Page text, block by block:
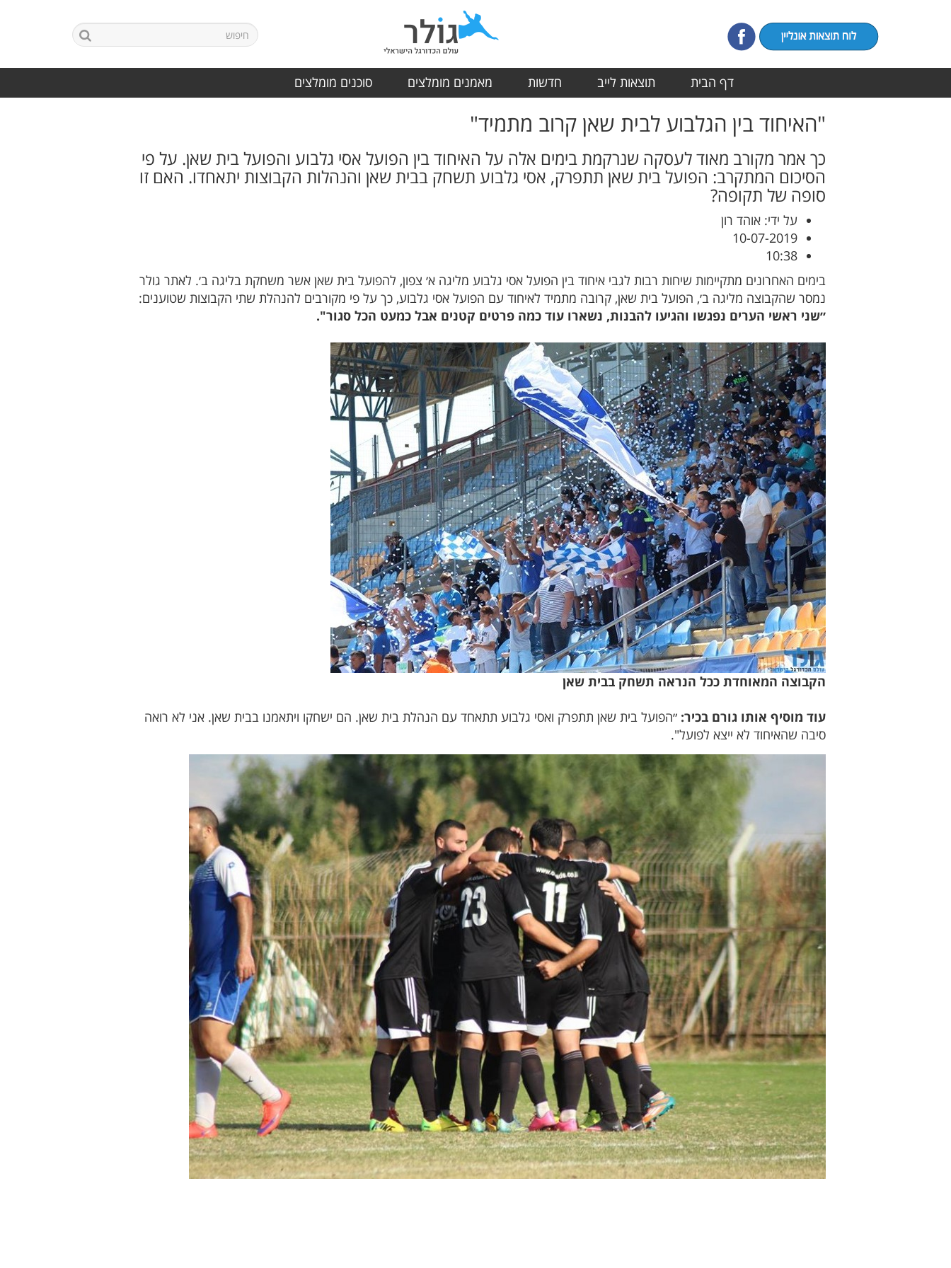
דף הבית תוצאות לייב חדשות מאמנים מומלצים סוכנים מומלצים
"האיחוד בין הגלבוע לבית שאן קרוב מתמיד"
כך אמר מקורב מאוד לעסקה שנרקמת בימים אלה על האיחוד בין הפועל אסי גלבוע והפועל בית שאן. על פי
הסיכום המתקרב: הפועל בית שאן תתפרק, אסי גלבוע תשחק בבית שאן והנהלות הקבוצות יתאחדו. האם זו
סופה של תקופה?
על ידי: אוהד רון
10-07-2019
10:38
בימים האחרונים מתקיימות שיחות רבות לגבי איחוד בין הפועל אסי גלבוע מליגה א׳ צפון, להפועל בית שאן אשר משחקת בליגה ב׳. לאתר גולר
נמסר שהקבוצה מליגה ב׳, הפועל בית שאן, קרובה מתמיד לאיחוד עם הפועל אסי גלבוע, כך על פי מקורבים להנהלת שתי הקבוצות שטוענים:
״שני ראשי הערים נפגשו והגיעו להבנות, נשארו עוד כמה פרטים קטנים אבל כמעט הכל סגור".
הקבוצה המאוחדת ככל הנראה תשחק בבית שאן
עוד מוסיף אותו גורם בכיר: ״הפועל בית שאן תתפרק ואסי גלבוע תתאחד עם הנהלת בית שאן. הם ישחקו ויתאמנו בבית שאן. אני לא רואה
סיבה שהאיחוד לא ייצא לפועל".